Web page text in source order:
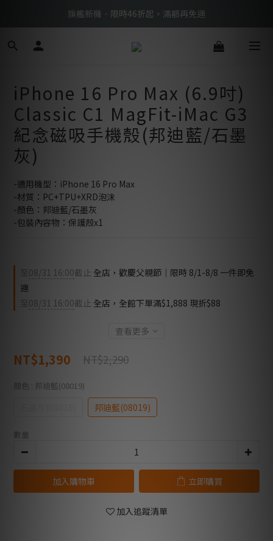
BTS限定優惠滿額現折再送好禮 → 手刀下單
旗艦新機．限時46折起，滿額再免運
BTS限定優惠滿額現折再送好禮 → 手刀下單
iPhone 16 Pro Max (6.9吋)
Classic C1 MagFit-iMac G3
紀念磁吸手機殼(邦迪藍/石墨
灰)
-適用機型：iPhone 16 Pro Max
-材質：PC+TPU+XRD泡沫
-顏色：邦迪藍/石墨灰
-包裝內容物：保護殼x1
08/31 16:00截止 全店，歡慶父親節｜限時 8/1-8/8 一件即免
運
至 08/31 16:00截止 全店，全館下單滿$1,888 現折$88
查看更多
NT$1,390 NT$2,290
顏色 : 邦迪藍(08019)
邦迪藍(08019)
數量
加入購物車 立即購買
加入追蹤清單